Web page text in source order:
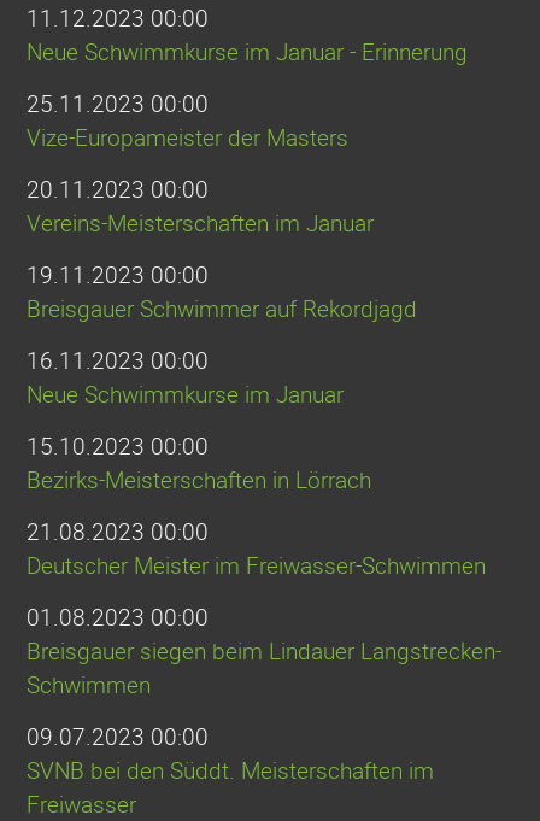
11.12.2023 00:00
Neue Schwimmkurse im Januar - Erinnerung
25.11.2023 00:00
Vize-Europameister der Masters
20.11.2023 00:00
Vereins-Meisterschaften im Januar
19.11.2023 00:00
Breisgauer Schwimmer auf Rekordjagd
16.11.2023 00:00
Neue Schwimmkurse im Januar
15.10.2023 00:00
Bezirks-Meisterschaften in Lörrach
21.08.2023 00:00
Deutscher Meister im Freiwasser-Schwimmen
01.08.2023 00:00
Breisgauer siegen beim Lindauer Langstrecken-
Schwimmen
09.07.2023 00:00
SVNB bei den Süddt. Meisterschaften im
Freiwasser